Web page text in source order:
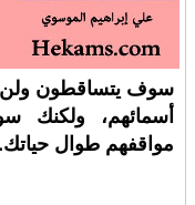
سوف يتساقطون ولن
أسمائهم، ولكنك
مواقفهم طوال